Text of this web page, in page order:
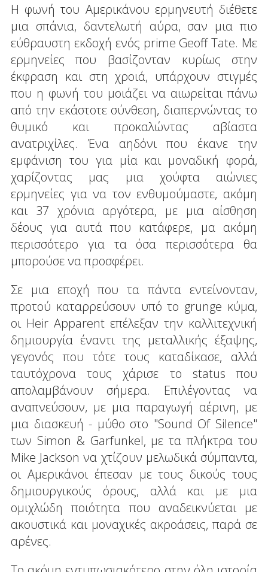
Η φωνή του Αμερικάνου ερμηνευτή διέθετε
μια σπάνια, δαντελωτή αύρα, σαν μια πιο
εύθραυστη εκδοχή ενός prime Geoff Tate. Με
ερμηνείες που βασίζονταν κυρίως στην
έκφραση και στη χροιά, υπάρχουν στιγμές
που η φωνή του μοιάζει να αιωρείται πάνω
από την εκάστοτε σύνθεση, διαπερνώντας το
θυμικό και προκαλώντας αβίαστα
ανατριχίλες. Ένα αηδόνι που έκανε την
εμφάνιση του για μία και μοναδική φορά,
χαρίζοντας μας μια χούφτα αιώνιες
ερμηνείες για να τον ενθυμούμαστε, ακόμη
και 37 χρόνια αργότερα, με μια αίσθηση
δέους για αυτά που κατάφερε, μα ακόμη
περισσότερο για τα όσα περισσότερα θα
μπορούσε να προσφέρει.
Σε μια εποχή που τα πάντα εντείνονταν,
προτού καταρρεύσουν υπό το grunge κύμα,
οι Heir Apparent επέλεξαν την καλλιτεχνική
δημιουργία έναντι της μεταλλικής έξαψης,
γεγονός που τότε τους καταδίκασε, αλλά
ταυτόχρονα τους χάρισε το status που
απολαμβάνουν σήμερα. Επιλέγοντας να
αναπνεύσουν, με μια παραγωγή αέρινη, με
μια διασκευή - μύθο στο "Sound Of Silence"
των Simon & Garfunkel, με τα πλήκτρα του
Mike Jackson να χτίζουν μελωδικά σύμπαντα,
οι Αμερικάνοι έπεσαν με τους δικούς τους
δημιουργικούς όρους, αλλά και με μια
ομιχλώδη ποιότητα που αναδεικνύεται με
ακουστικά και μοναχικές ακροάσεις, παρά σε
αρένες.